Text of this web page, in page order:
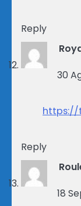
Reply
30
https://
Reply
18